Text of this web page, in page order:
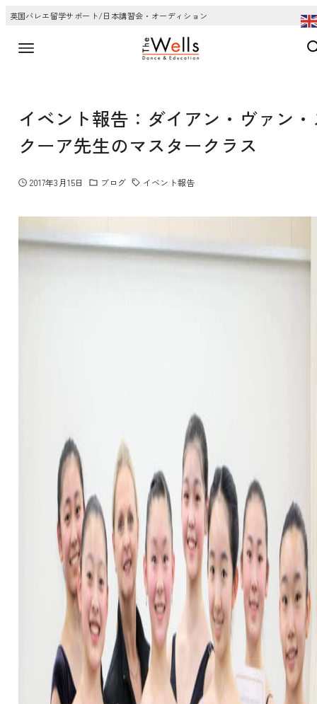
英国バレエ留学サポート/日本講習会・オーディション
イベント報告：ダイアン・ヴァン
クーア先生のマスタークラス
2017年3月15日 ブログ イベント報告